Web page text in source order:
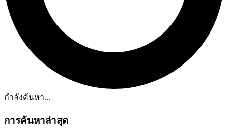
กำลังค้นหา...
การค้นหาล่าสุด